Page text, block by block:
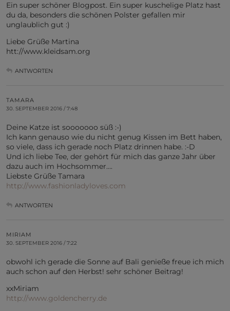
Ein super schöner Blogpost. Ein super kuschelige Platz hast
du da, besonders die schönen Polster gefallen mir
unglaublich gut :)
Liebe Grüße Martina
htt://www.kleidsam.org
ANTWORTEN
TAMARA
30. SEPTEMBER 2016 / 7:48
Deine Katze ist sooooooo süß :-)
Ich kann genauso wie du nicht genug Kissen im Bett haben,
so viele, dass ich gerade noch Platz drinnen habe. :-D
Und ich liebe Tee, der gehört für mich das ganze Jahr über
dazu auch im Hochsommer….
Liebste Grüße Tamara
http://www.fashionladyloves.com
ANTWORTEN
MIRIAM
30. SEPTEMBER 2016 / 7:22
obwohl ich gerade die Sonne auf Bali genieße freue ich mich
auch schon auf den Herbst! sehr schöner Beitrag!
xxMiriam
http://www.goldencherry.de